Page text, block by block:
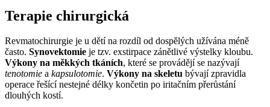
Terapie chirurgická
Revmatochirurgie je u dětí na rozdíl od dospělých užívána méně
často. Synovektomie je tzv. exstirpace zánětlivé výstelky kloubu.
Výkony na měkkých tkáních, které se provádějí se nazývají
tenotomie a kapsulotomie. Výkony na skeletu bývají zpravidla
operace řešící nestejné délky končetin po iritačním přerůstání
dlouhých kostí.